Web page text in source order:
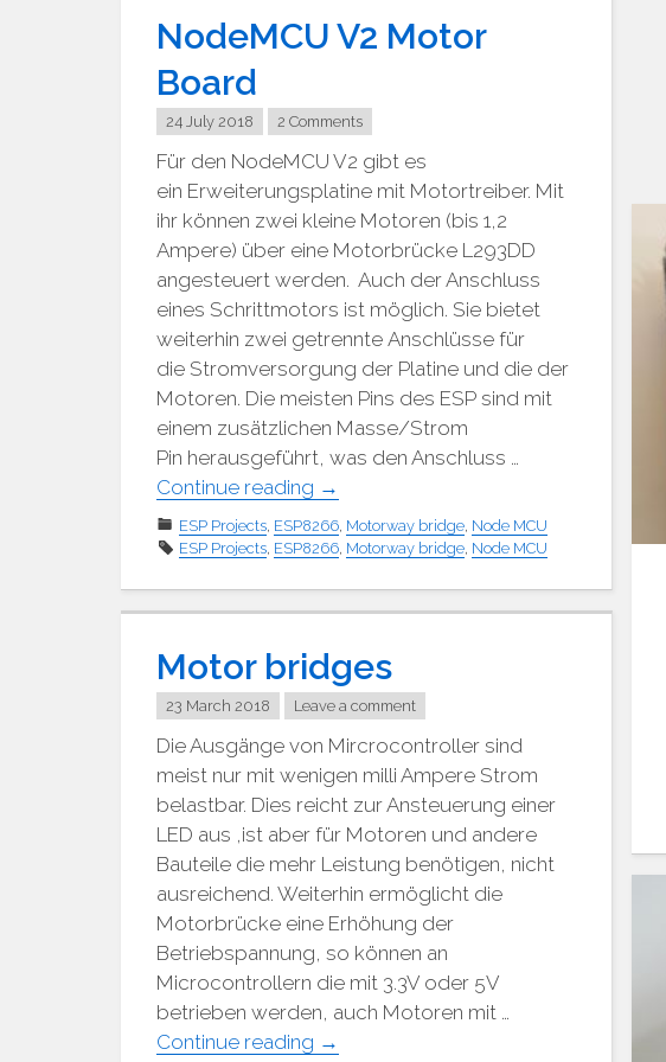
NodeMCU V2 Motor
Board
24 July 2018 2 Comments
Für den NodeMCU V2 gibt es
ein Erweiterungsplatine mit Motortreiber. Mit
ihr können zwei kleine Motoren (bis 1,2
Ampere) über eine Motorbrücke L293DD
angesteuert werden. Auch der Anschluss
eines Schrittmotors ist möglich. Sie bietet
weiterhin zwei getrennte Anschlüsse für
die Stromversorgung der Platine und die der
Motoren. Die meisten Pins des ESP sind mit
einem zusätzlichen Masse/Strom
Pin herausgeführt, was den Anschluss …
Continue reading "NodeMCU
V2
Motorplatine"
→
ESP Projects ESP8266 Motorway bridge Node MCU
ESP Projects ESP8266 Motorway bridge Node MCU
Motor bridges
23 March 2018 Leave a comment
Die Ausgänge von Mircrocontroller sind
meist nur mit wenigen milli Ampere Strom
belastbar. Dies reicht zur Ansteuerung einer
LED aus ,ist aber für Motoren und andere
Bauteile die mehr Leistung benötigen, nicht
ausreichend. Weiterhin ermöglicht die
Motorbrücke eine Erhöhung der
Betriebspannung, so können an
Microcontrollern die mit 3.3V oder 5V
betrieben werden, auch Motoren mit …
Continue reading "Motorbrücken"
→